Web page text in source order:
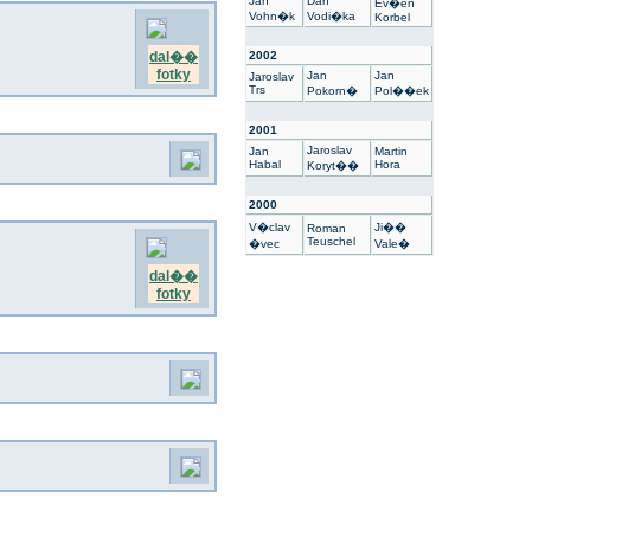
dal��
fotky
dal��
fotky
Vohn�k
Vodi�ka
Ev�en
Korbel
2002
Jaroslav
Trs
Jan
Pokorn�
Jan
Pol��ek
2001
Jan
Habal
Jaroslav
Koryt��
Martin
Hora
2000
V�clav
�vec
Roman
Teuschel
Ji��
Vale�